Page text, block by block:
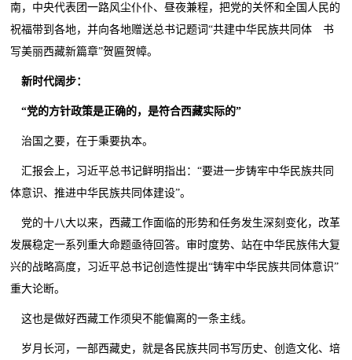
南，中央代表团一路风尘仆仆、昼夜兼程，把党的关怀和全国人民的
祝福带到各地，并向各地赠送总书记题词“共建中华民族共同体 书
写美丽西藏新篇章”贺匾贺幛。
新时代阔步：
“党的方针政策是正确的，是符合西藏实际的”
治国之要，在于秉要执本。
汇报会上，习近平总书记鲜明指出：“要进一步铸牢中华民族共同
体意识、推进中华民族共同体建设”。
党的十八大以来，西藏工作面临的形势和任务发生深刻变化，改革
发展稳定一系列重大命题亟待回答。审时度势、站在中华民族伟大复
兴的战略高度，习近平总书记创造性提出“铸牢中华民族共同体意识”
重大论断。
这也是做好西藏工作须臾不能偏离的一条主线。
岁月长河，一部西藏史，就是各民族共同书写历史、创造文化、培